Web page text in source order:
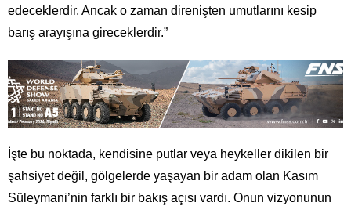
edeceklerdir. Ancak o zaman direnişten umutlarını kesip
barış arayışına gireceklerdir.”
İşte bu noktada, kendisine putlar veya heykeller dikilen bir
şahsiyet değil, gölgelerde yaşayan bir adam olan Kasım
Süleymani’nin farklı bir bakış açısı vardı. Onun vizyonunun